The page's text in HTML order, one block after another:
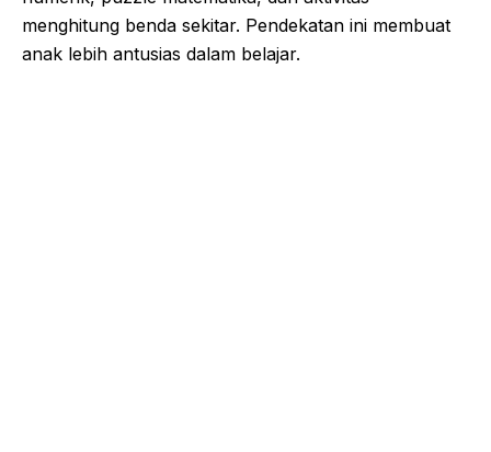
menghitung benda sekitar. Pendekatan ini membuat
anak lebih antusias dalam belajar.